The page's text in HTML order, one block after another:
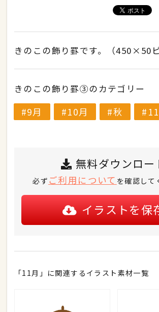
きのこの飾り罫です。（450×50ピ
きのこの飾り罫③のカテゴリー
9月 10月 秋
無料ダウンロー
必ず ご利用について を確認して
イラストを保
「11月」に関連するイラスト素材一覧